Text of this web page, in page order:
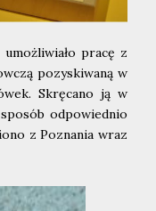
pracę z
pozyskiwaną w
Skręcano ją w
odpowiednio
z Poznania wraz